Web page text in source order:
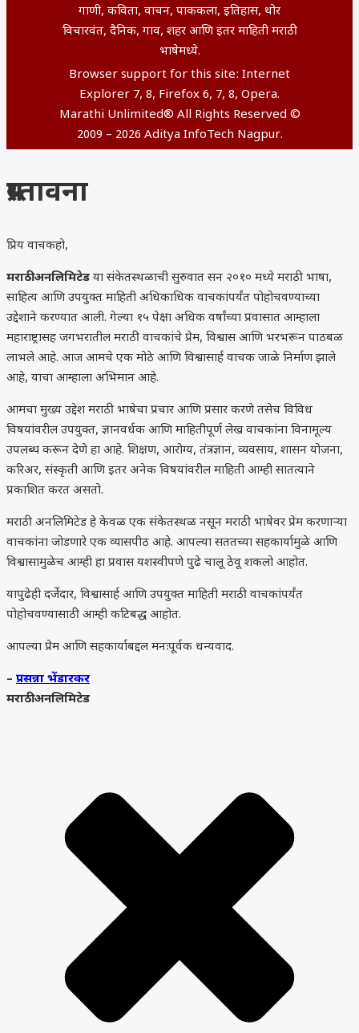
गाणी, कविता, वाचन, पाककला, इतिहास, थोर
विचारवंत, दैनिक, गाव, शहर आणि इतर माहिती मराठी
भाषेमध्ये.
Browser support for this site: Internet
Explorer 7, 8, Firefox 6, 7, 8, Opera.
Marathi Unlimited® All Rights Reserved ©
2009 – 2026 Aditya InfoTech Nagpur.
प्रस्तावना
प्रिय वाचकहो,
मराठी अनलिमिटेड या संकेतस्थळाची सुरुवात सन २०१० मध्ये मराठी भाषा,
साहित्य आणि उपयुक्त माहिती अधिकाधिक वाचकांपर्यंत पोहोचवण्याच्या
उद्देशाने करण्यात आली. गेल्या १५ पेक्षा अधिक वर्षांच्या प्रवासात आम्हाला
महाराष्ट्रासह जगभरातील मराठी वाचकांचे प्रेम, विश्वास आणि भरभरून पाठबळ
लाभले आहे. आज आमचे एक मोठे आणि विश्वासार्ह वाचक जाळे निर्माण झाले
आहे, याचा आम्हाला अभिमान आहे.
आमचा मुख्य उद्देश मराठी भाषेचा प्रचार आणि प्रसार करणे तसेच विविध
विषयांवरील उपयुक्त, ज्ञानवर्धक आणि माहितीपूर्ण लेख वाचकांना विनामूल्य
उपलब्ध करून देणे हा आहे. शिक्षण, आरोग्य, तंत्रज्ञान, व्यवसाय, शासन योजना,
करिअर, संस्कृती आणि इतर अनेक विषयांवरील माहिती आम्ही सातत्याने
प्रकाशित करत असतो.
मराठी अनलिमिटेड हे केवळ एक संकेतस्थळ नसून मराठी भाषेवर प्रेम करणाऱ्या
वाचकांना जोडणारे एक व्यासपीठ आहे. आपल्या सततच्या सहकार्यामुळे आणि
विश्वासामुळेच आम्ही हा प्रवास यशस्वीपणे पुढे चालू ठेवू शकलो आहोत.
यापुढेही दर्जेदार, विश्वासार्ह आणि उपयुक्त माहिती मराठी वाचकांपर्यंत
पोहोचवण्यासाठी आम्ही कटिबद्ध आहोत.
आपल्या प्रेम आणि सहकार्याबद्दल मनःपूर्वक धन्यवाद.
– प्रसन्ना भेंडारकर
मराठी अनलिमिटेड